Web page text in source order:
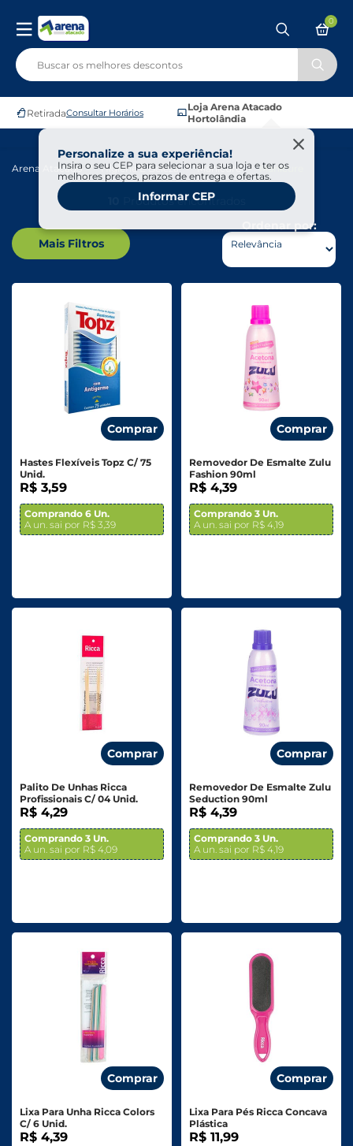
RetiradaConsultar Horários
Loja Arena Atacado
Hortolândia
Personalize a sua experiência!
Insira o seu CEP para selecionar a sua loja e ter os
melhores preços, prazos de entrega e ofertas.
Informar CEP
0
Arena Atacado Higiene E Beleza Manicure Manicure
Produtos encontrados
Mais Filtros
Ordenar por:
Comprar
Hastes Flexíveis Topz C/ 75
Unid.
R$ 3,59
Comprando 6 Un.
A un. sai por R$ 3,39
Comprar
Removedor De Esmalte Zulu
Fashion 90ml
R$ 4,39
Comprando 3 Un.
A un. sai por R$ 4,19
Comprar
Palito De Unhas Ricca
Profissionais C/ 04 Unid.
R$ 4,29
Comprando 3 Un.
A un. sai por R$ 4,09
Comprar
Removedor De Esmalte Zulu
Seduction 90ml
R$ 4,39
Comprando 3 Un.
A un. sai por R$ 4,19
Comprar
Lixa Para Unha Ricca Colors
C/ 6 Unid.
R$ 4,39
Comprar
Lixa Para Pés Ricca Concava
Plástica
R$ 11,99